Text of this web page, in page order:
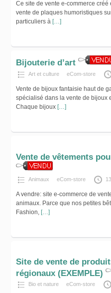
Ce site de vente e-commerce
vente de plaques humoristiques
particuliers à […]
Bijouterie d’art
Art et culture eCom-store
Vente de bijoux fantaisie haut de
spécialisé dans la vente de bijoux
Chaque bijoux […]
Vente de vêtements
Animaux eCom-store
A vendre: site e-commerce de
animaux. Parce que nos petites
Fashion, […]
Site de vente de
régionaux (EXEMPLE)
Bio et nature eCom-store